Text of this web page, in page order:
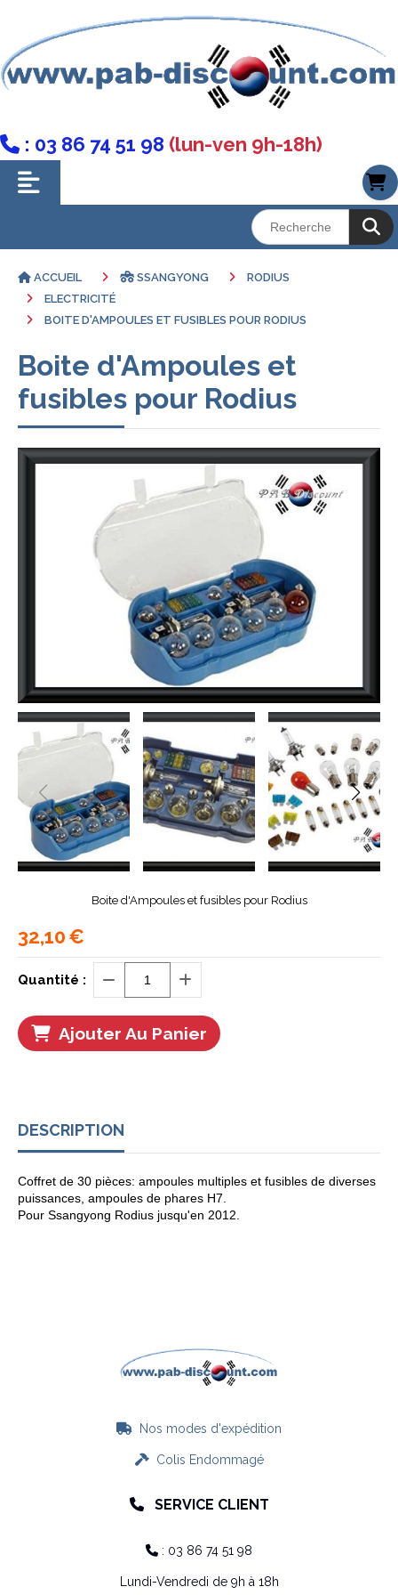
 : 03 86 74 51 98 (lun-ven 9h-18h)
ACCUEIL SSANGYONG
RODIUS
ELECTRICITÉ
BOITE D'AMPOULES ET FUSIBLES POUR RODIUS
Boite d'Ampoules et
fusibles pour Rodius
Boite d'Ampoules et fusibles pour Rodius
32,10€
Quantité :
Ajouter Au Panier
DESCRIPTION
Coffret de 30 pièces: ampoules multiples et fusibles de diverses
puissances, ampoules de phares H7.
Pour Ssangyong Rodius jusqu'en 2012.
 Nos modes d'expédition
Colis Endommagé
 SERVICE CLIENT
 : 03 86 74 51 98
Lundi-Vendredi de 9h à 18h